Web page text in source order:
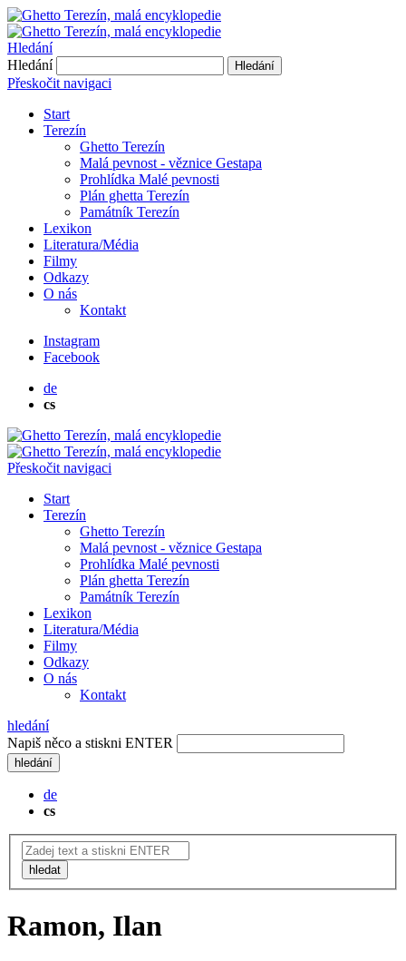
Hledání
Hledání
Hledání
Přeskočit navigaci
Start
Terezín
Ghetto Terezín
Malá pevnost - věznice Gestapa
Prohlídka Malé pevnosti
Plán ghetta Terezín
Památník Terezín
Lexikon
Literatura/Média
Filmy
Odkazy
O nás
Kontakt
Instagram
Facebook
de
cs
Přeskočit navigaci
Start
Terezín
Ghetto Terezín
Malá pevnost - věznice Gestapa
Prohlídka Malé pevnosti
Plán ghetta Terezín
Památník Terezín
Lexikon
Literatura/Média
Filmy
Odkazy
O nás
Kontakt
hledání
Napiš něco a stiskni ENTER
hledání
de
cs
hledat
Ramon, Ilan